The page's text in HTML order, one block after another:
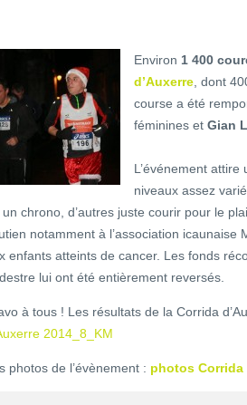
Environ 1 400
d’Auxerre , dont
course a été
féminines et Gian
L’événement
niveaux assez
un chrono, d’autres juste courir pour le
notamment à l’association icaunaise
enfants atteints de cancer. Les fonds
lui ont été entièrement reversés.
à tous ! Les résultats de la Corrida
2014_8_KM
photos de l’évènement : photos Corrida